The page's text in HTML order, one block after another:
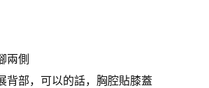
兩側
背部，可以的話，胸腔貼膝蓋